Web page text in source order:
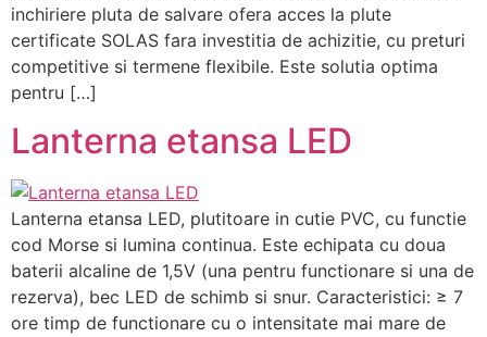
inchiriere pluta de salvare ofera acces la plute
certificate SOLAS fara investitia de achizitie, cu preturi
competitive si termene flexibile. Este solutia optima
pentru […]
Lanterna etansa LED
Lanterna etansa LED, plutitoare in cutie PVC, cu functie
cod Morse si lumina continua. Este echipata cu doua
baterii alcaline de 1,5V (una pentru functionare si una de
rezerva), bec LED de schimb si snur. Caracteristici: ≥ 7
ore timp de functionare cu o intensitate mai mare de